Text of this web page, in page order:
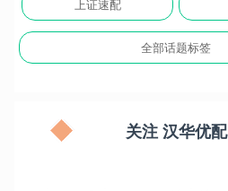
上证速配
全部话题标签
关注 汉华优配